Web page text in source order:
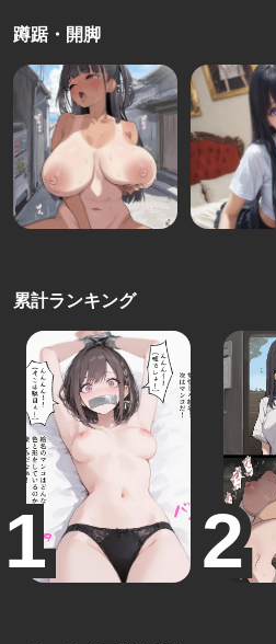
蹲踞・開脚
累計ランキング